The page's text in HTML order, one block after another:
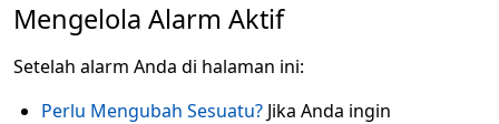
Mengelola Alarm Aktif
Setelah alarm Anda di halaman ini:
Perlu Mengubah Sesuatu? Jika Anda ingin